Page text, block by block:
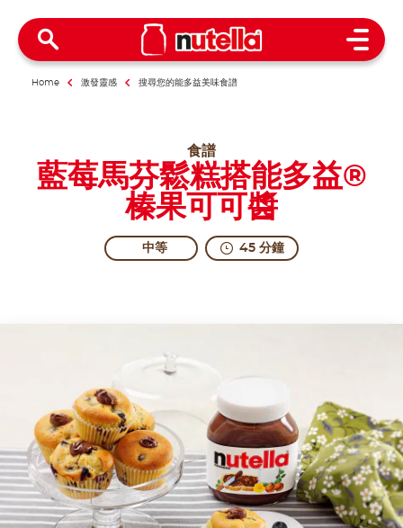
Open
Home 激發靈感 搜尋您的能多益美味食譜
食譜
藍莓馬芬鬆糕搭能多益®
榛果可可醬
中等 45 分鐘